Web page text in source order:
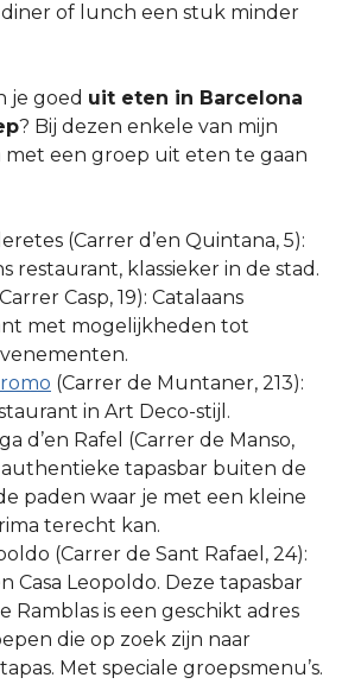
of lunch een stuk minder
je goed uit eten in Barcelona
? Bij dezen enkele van mijn
met een groep uit eten te gaan
(Carrer d’en Quintana, 5):
restaurant, klassieker in de stad.
Casp, 19): Catalaans
met mogelijkheden tot
(Carrer de Muntaner, 213):
in Art Deco-stijl.
d’en Rafel (Carrer de Manso,
authentieke tapasbar buiten de
paden waar je met een kleine
terecht kan.
(Carrer de Sant Rafael, 24):
Casa Leopoldo. Deze tapasbar
Ramblas is een geschikt adres
die op zoek zijn naar
Met speciale groepsmenu’s.